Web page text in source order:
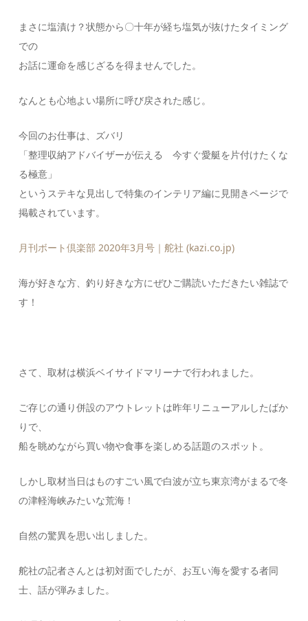
まさに塩漬け？状態から〇十年が経ち塩気が抜けたタイミング
での
お話に運命を感じざるを得ませんでした。
なんとも心地よい場所に呼び戻された感じ。
今回のお仕事は、ズバリ
「整理収納アドバイザーが伝える 今すぐ愛艇を片付けたくな
る極意」
というステキな見出しで特集のインテリア編に見開きページで
掲載されています。
月刊ボート倶楽部 2020年3月号｜舵社 (kazi.co.jp)
海が好きな方、釣り好きな方にぜひご購読いただきたい雑誌で
す！
さて、取材は横浜ベイサイドマリーナで行われました。
ご存じの通り併設のアウトレットは昨年リニューアルしたばか
りで、
船を眺めながら買い物や食事を楽しめる話題のスポット。
しかし取材当日はものすごい風で白波が立ち東京湾がまるで冬
の津軽海峡みたいな荒海！
自然の驚異を思い出しました。
舵社の記者さんとは初対面でしたが、お互い海を愛する者同
士、話が弾みました。